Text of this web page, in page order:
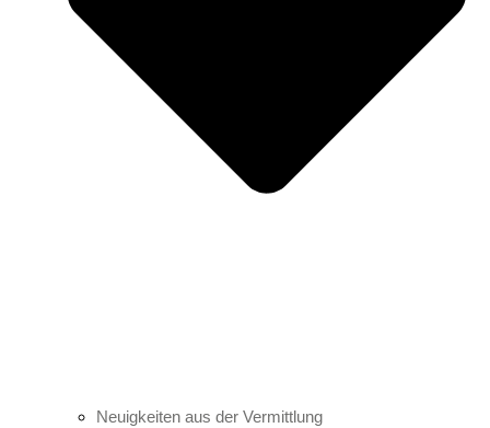
Neuigkeiten aus der Vermittlung